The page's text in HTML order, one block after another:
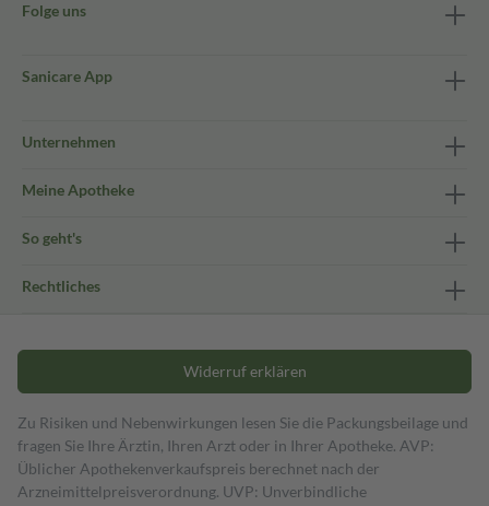
Folge uns
Sanicare App
Unternehmen
Meine Apotheke
So geht's
Rechtliches
Widerruf erklären
Zu Risiken und Nebenwirkungen lesen Sie die Packungsbeilage und
fragen Sie Ihre Ärztin, Ihren Arzt oder in Ihrer Apotheke. AVP:
Üblicher Apothekenverkaufspreis berechnet nach der
Arzneimittelpreisverordnung. UVP: Unverbindliche